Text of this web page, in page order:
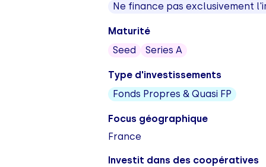
Ne finance pas exclusivement
Maturité
Seed
Series A
Type d'investissements
Fonds Propres & Quasi FP
Focus géographique
France
Investit dans des coopératives